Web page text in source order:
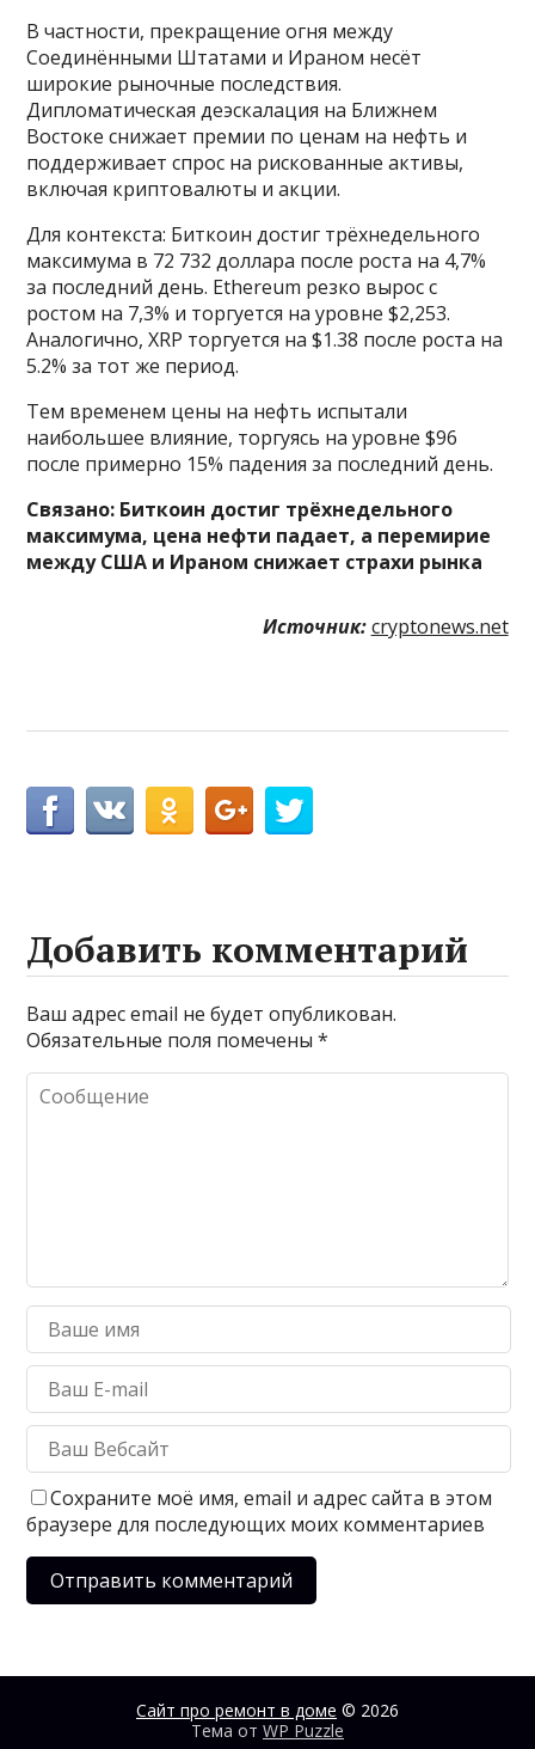
В частности, прекращение огня между
Соединёнными Штатами и Ираном несёт
широкие рыночные последствия.
Дипломатическая деэскалация на Ближнем
Востоке снижает премии по ценам на нефть и
поддерживает спрос на рискованные активы,
включая криптовалюты и акции.
Для контекста: Биткоин достиг трёхнедельного
максимума в 72 732 доллара после роста на 4,7%
за последний день. Ethereum резко вырос с
ростом на 7,3% и торгуется на уровне $2,253.
Аналогично, XRP торгуется на $1.38 после роста на
5.2% за тот же период.
Тем временем цены на нефть испытали
наибольшее влияние, торгуясь на уровне $96
после примерно 15% падения за последний день.
Связано: Биткоин достиг трёхнедельного
максимума, цена нефти падает, а перемирие
между США и Ираном снижает страхи рынка
Источник: cryptonews.net
Добавить комментарий
Ваш адрес email не будет опубликован.
Обязательные поля помечены*
Сохраните моё имя, email и адрес сайта в этом
браузере для последующих моих комментариев
Сайт про ремонт в доме © 2026
Тема от WP Puzzle